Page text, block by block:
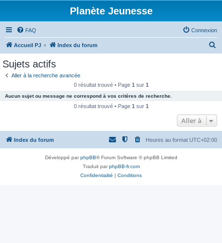
Planète Jeunesse
FAQ Connexion
Accueil PJ Index du forum
c
e
Sujets actifs
Aller à la recherche avancée
0 résultat trouvé • Page 1 sur 1
Aucun sujet ou message ne correspond à vos critères de recherche.
0 résultat trouvé • Page 1 sur 1
Aller à
Index du forum Heures au format UTC+02:00
Développé parphpBB® Forum Software © phpBB Limited
Traduit parphpBB-fr.com
Confidentialité | Conditions